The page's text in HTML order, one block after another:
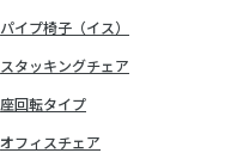
パイプ椅子（イス）
スタッキングチェア
座回転タイプ
オフィスチェア